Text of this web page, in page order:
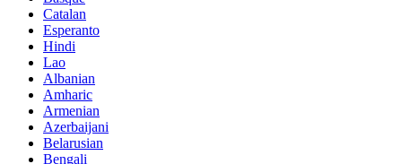
Catalan
Esperanto
Hindi
Lao
Albanian
Amharic
Armenian
Azerbaijani
Belarusian
Bengali